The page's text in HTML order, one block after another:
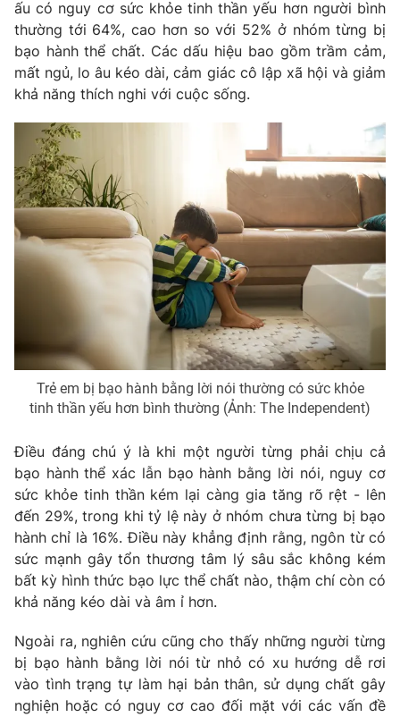
VTV Sức khoẻ Bất động sản
Thị trường 24h Tấm lòng Việt
Vươn mình bằng AI
VTV9
Liên hệ tòa soạn English
Theo dõi báo trên
Cơ quan chủ quản:Đài Truyền hình Việt Nam
Giấy phép hoạt động báo in và báo điện tử số 483/GP-BTTTT
cấp ngày 29/12/2023
Tổng Biên tập:Vũ Thanh Thủy
Phó Tổng Biên tập: Nguyễn Thị Mỹ Hạnh, Phạm Quốc Thắng,
Nguyễn Trọng Ninh
Tổng đài VTV: 024.38 355 931 - 024.38 355 932
Ðiện thoại Thời báo VTV:024.66 897 897
Liên hệ quảng cáo: 024-7300.7108
ấu có nguy cơ sức khỏe tinh thần yếu hơn người bình
thường tới 64%, cao hơn so với 52% ở nhóm từng bị
bạo hành thể chất. Các dấu hiệu bao gồm trầm cảm,
mất ngủ, lo âu kéo dài, cảm giác cô lập xã hội và giảm
khả năng thích nghi với cuộc sống.
Trẻ em bị bạo hành bằng lời nói thường có sức khỏe
tinh thần yếu hơn bình thường (Ảnh: The Independent)
Điều đáng chú ý là khi một người từng phải chịu cả
bạo hành thể xác lẫn bạo hành bằng lời nói, nguy cơ
sức khỏe tinh thần kém lại càng gia tăng rõ rệt - lên
đến 29%, trong khi tỷ lệ này ở nhóm chưa từng bị bạo
hành chỉ là 16%. Điều này khẳng định rằng, ngôn từ có
sức mạnh gây tổn thương tâm lý sâu sắc không kém
bất kỳ hình thức bạo lực thể chất nào, thậm chí còn có
khả năng kéo dài và âm ỉ hơn.
Ngoài ra, nghiên cứu cũng cho thấy những người từng
bị bạo hành bằng lời nói từ nhỏ có xu hướng dễ rơi
vào tình trạng tự làm hại bản thân, sử dụng chất gây
nghiện hoặc có nguy cơ cao đối mặt với các vấn đề